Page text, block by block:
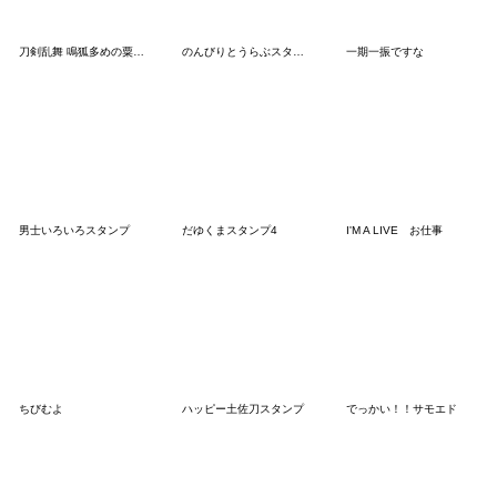
一期一振ですな
男士いろいろスタンプ だゆくまスタンプ4 I'M A LIVE お仕事
ちびむよ ハッピー土佐刀スタンプ でっかい！！サモエド